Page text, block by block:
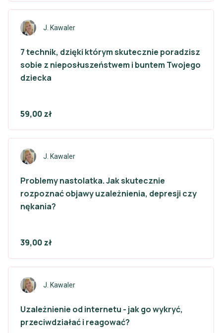
J. Kawaler
7 technik, dzięki którym skutecznie poradzisz
sobie z nieposłuszeństwem i buntem Twojego
dziecka
59,00 zł
J. Kawaler
Problemy nastolatka. Jak skutecznie
rozpoznać objawy uzależnienia, depresji czy
nękania?
39,00 zł
J. Kawaler
Uzależnienie od internetu - jak go wykryć,
przeciwdziałać i reagować?